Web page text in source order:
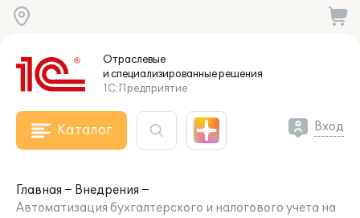
Отраслевые
и специализированныерешения
1С:Предприятие
Каталог Вход
Главная
Внедрения
Автоматизация бухгалтерского и налогового учета на